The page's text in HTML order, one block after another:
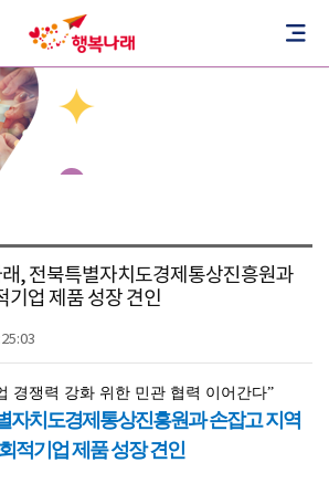
, 전북특별자치도경제통상진흥원과
기업 제품 성장 견인
경쟁력 강화 위한 민관 협력 이어간다”
자치도경제통상진흥원과 손잡고 지역
적기업 제품 성장 견인